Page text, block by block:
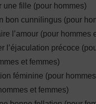
une fille (pour hommes)
bon cunnilingus (pour
l’amour (pour hommes
l’éjaculation précoce
et femmes)
féminine (pour
et femmes)